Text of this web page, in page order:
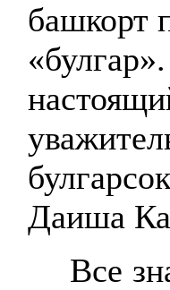
башкорт
Даиша
Все